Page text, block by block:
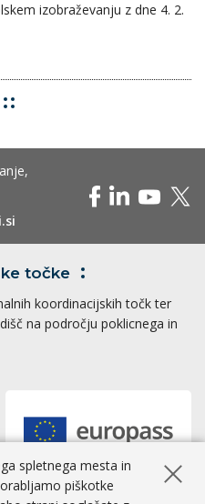
izobraževanju z dne 4. 2.
točke
koordinacijskih točk ter
na področju poklicnega in
Skrij
spletnega mesta in
piškotke